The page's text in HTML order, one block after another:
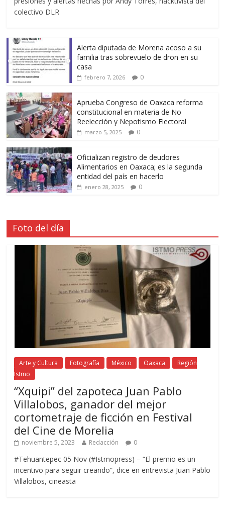
colectivo DLR
Alerta diputada de Morena acoso a su
familia tras sobrevuelo de dron en su
casa
febrero 7, 2026 0
Aprueba Congreso de Oaxaca reforma
constitucional en materia de No
Reelección y Nepotismo Electoral
marzo 5, 2025 0
Oficializan registro de deudores
Alimentarios en Oaxaca; es la segunda
entidad del país en hacerlo
enero 28, 2025 0
Foto del día
Arte y Cultura Fotografía México Oaxaca
Región
Istmo
“Xquipi” del zapoteca Juan Pablo
Villalobos, ganador del mejor
cortometraje de ficción en Festival
del Cine de Morelia
noviembre 5, 2023 Redacción 0
#Tehuantepec 05 Nov (#Istmopress) – “El premio es un
incentivo para seguir creando”, dice en entrevista Juan Pablo
Villalobos, cineasta